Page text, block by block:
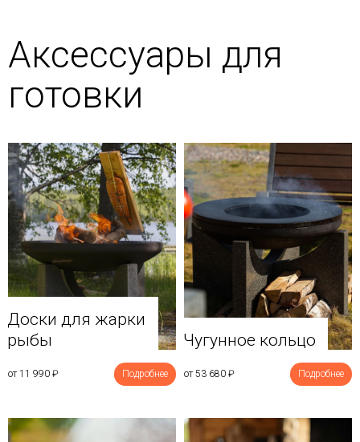
Аксессуары для
готовки
Доски для жарки
рыбы
от 11 990 ₽ Подробнее
Чугунное кольцо
от 53 680 ₽ Подробнее